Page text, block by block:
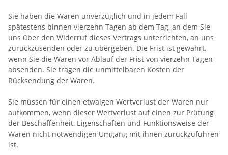
Sie haben die Waren unverzüglich und in jedem Fall
spätestens binnen vierzehn Tagen ab dem Tag, an dem Sie
uns über den Widerruf dieses Vertrags unterrichten, an uns
zurückzusenden oder zu übergeben. Die Frist ist gewahrt,
wenn Sie die Waren vor Ablauf der Frist von vierzehn Tagen
absenden. Sie tragen die unmittelbaren Kosten der
Rücksendung der Waren.
Sie müssen für einen etwaigen Wertverlust der Waren nur
aufkommen, wenn dieser Wertverlust auf einen zur Prüfung
der Beschaffenheit, Eigenschaften und Funktionsweise der
Waren nicht notwendigen Umgang mit ihnen zurückzuführen
ist.